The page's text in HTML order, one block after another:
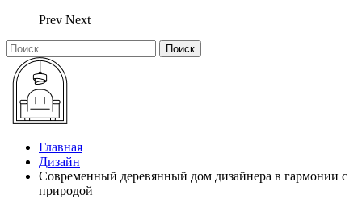
Prev Next
Главная
Дизайн
Современный деревянный дом дизайнера в гармонии с
природой